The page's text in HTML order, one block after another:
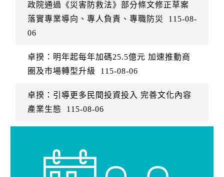
政院通過《災害防救法》部分條文修正草案
落實專業導向、專人負責、專職防災
115-08-
06
卓揆：明年起每年加碼25.5億元 加速推動商
圈及市場轉型升級
115-08-06
卓揆：引導更多民間投資投入 完善文化內容
產業生態
115-08-06